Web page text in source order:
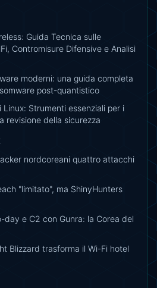
Guida Tecnica sulle
Contromisure Difensive e Analisi
moderni: una guida completa
post-quantistico
Linux: Strumenti essenziali per i
revisione della sicurezza
nordcoreani quattro attacchi
"limitato", ma ShinyHunters
day e C2 con Gunra: la Corea del
Blizzard trasforma il Wi-Fi hotel